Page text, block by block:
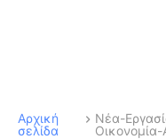
Αρχική
σελίδα
Νέα-
Οικονομία-